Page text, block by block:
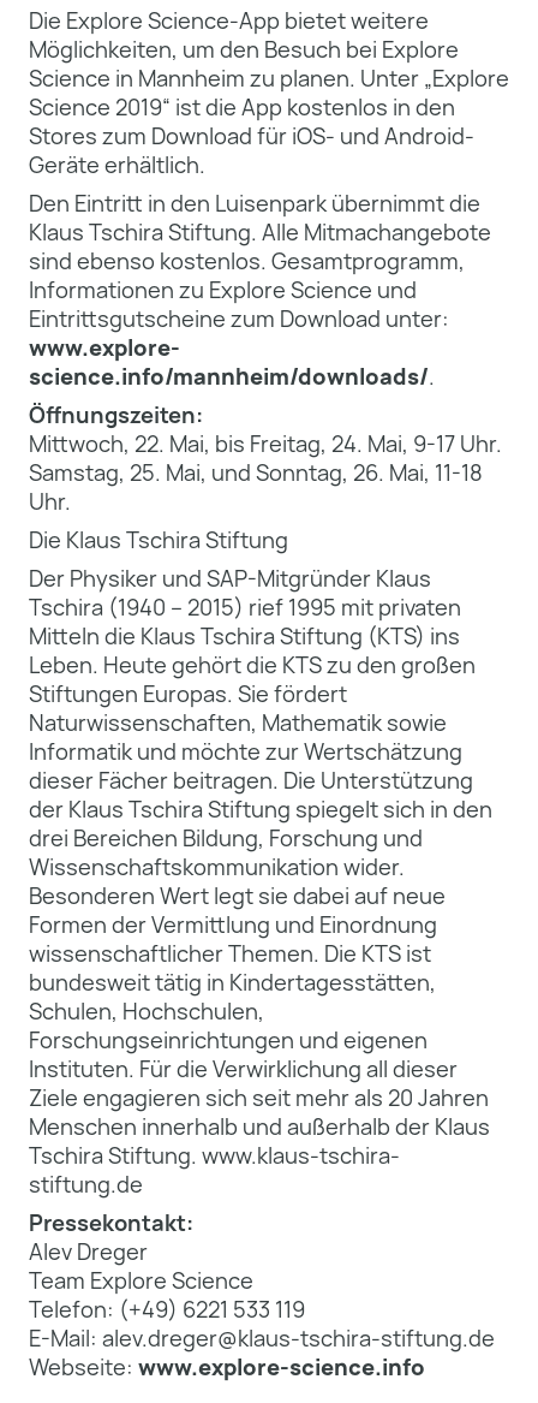
Die Explore Science-App bietet weitere
Möglichkeiten, um den Besuch bei Explore
Science in Mannheim zu planen. Unter „Explore
Science 2019“ ist die App kostenlos in den
Stores zum Download für iOS- und Android-
Geräte erhältlich.
Den Eintritt in den Luisenpark übernimmt die
Klaus Tschira Stiftung. Alle Mitmachangebote
sind ebenso kostenlos. Gesamtprogramm,
Informationen zu Explore Science und
Eintrittsgutscheine zum Download unter:
www.explore-
science.info/mannheim/downloads/.
Öffnungszeiten:
Mittwoch, 22. Mai, bis Freitag, 24. Mai, 9-17 Uhr.
Samstag, 25. Mai, und Sonntag, 26. Mai, 11-18
Uhr.
Die Klaus Tschira Stiftung
Der Physiker und SAP-Mitgründer Klaus
Tschira (1940 – 2015) rief 1995 mit privaten
Mitteln die Klaus Tschira Stiftung (KTS) ins
Leben. Heute gehört die KTS zu den großen
Stiftungen Europas. Sie fördert
Naturwissenschaften, Mathematik sowie
Informatik und möchte zur Wertschätzung
dieser Fächer beitragen. Die Unterstützung
der Klaus Tschira Stiftung spiegelt sich in den
drei Bereichen Bildung, Forschung und
Wissenschaftskommunikation wider.
Besonderen Wert legt sie dabei auf neue
Formen der Vermittlung und Einordnung
wissenschaftlicher Themen. Die KTS ist
bundesweit tätig in Kindertagesstätten,
Schulen, Hochschulen,
Forschungseinrichtungen und eigenen
Instituten. Für die Verwirklichung all dieser
Ziele engagieren sich seit mehr als 20 Jahren
Menschen innerhalb und außerhalb der Klaus
Tschira Stiftung. www.klaus-tschira-
stiftung.de
Pressekontakt:
Alev Dreger
Team Explore Science
Telefon: (+49) 6221 533 119
E-Mail: alev.dreger@klaus-tschira-stiftung.de
Webseite: www.explore-science.info